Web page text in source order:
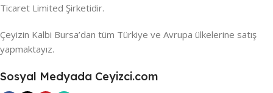
Ticaret Limited Şirketidir.
Çeyizin Kalbi Bursa’dan tüm Türkiye ve Avrupa ülkelerine satış
yapmaktayız.
Sosyal Medyada Ceyizci.com